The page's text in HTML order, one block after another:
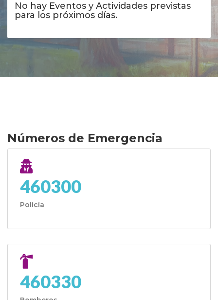
No hay Eventos y Actividades previstas
para los próximos días.
Números de Emergencia
460300
Policía
460330